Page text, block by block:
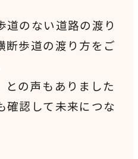
道のない道路の渡り
断歩道の渡り方をご
との声もありました
確認して未来につな